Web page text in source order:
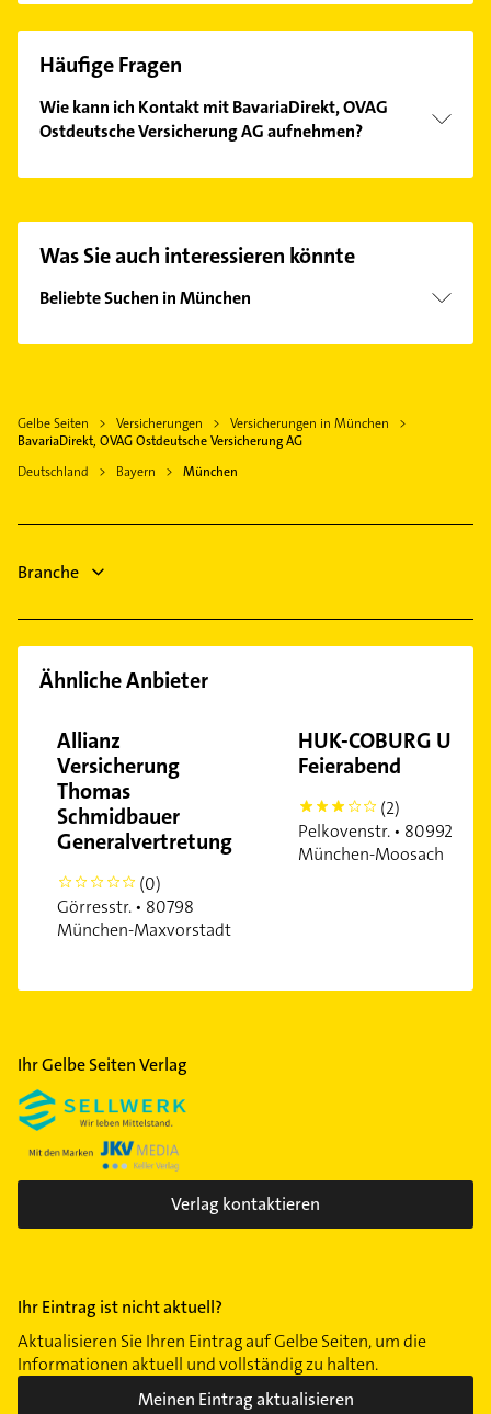
Häufige Fragen
Wie kann ich Kontakt mit BavariaDirekt, OVAG
Ostdeutsche Versicherung AG aufnehmen?
auswählen. Hier finden Sie alleKontaktdaten
Was Sie auch interessieren könnte
Beliebte Suchen in München
Elektriker
Bestatter
Hausarzt
Allgemeinarzt
Gelbe Seiten Versicherungen
Versicherungen in München
BavariaDirekt, OVAG Ostdeutsche Versicherung AG
Deutschland
Bayern München
Branche
Ähnliche Anbieter
Allianz
Versicherung
Thomas
Schmidbauer
Generalvertretung
0
(0)
Görresstr. • 80798
München-Maxvorstadt
HUK-COBURG Udo
Feierabend
3
(2)
Pelkovenstr. • 80992
München-Moosach
Ihr Gelbe Seiten Verlag
Verlag kontaktieren
Ihr Eintrag ist nicht aktuell?
Aktualisieren Sie Ihren Eintrag auf Gelbe Seiten, um die
Informationen aktuell und vollständig zu halten.
Meinen Eintrag aktualisieren